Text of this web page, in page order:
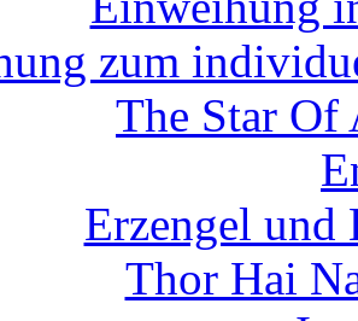
zum
The Star Of
Erzengel und
Thor Hai